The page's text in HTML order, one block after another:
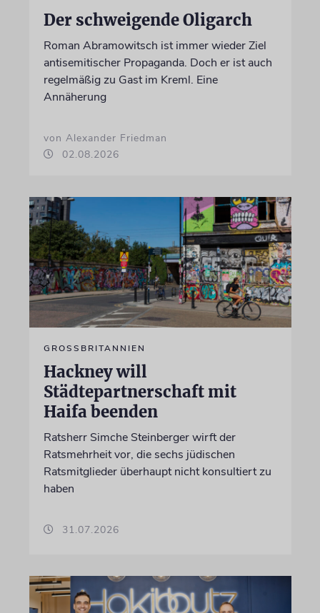
Der schweigende Oligarch
Roman Abramowitsch ist immer wieder Ziel
antisemitischer Propaganda. Doch er ist auch
regelmäßig zu Gast im Kreml. Eine
Annäherung
von Alexander Friedman
02.08.2026
GROSSBRITANNIEN
Hackney will
Städtepartnerschaft mit
Haifa beenden
Ratsherr Simche Steinberger wirft der
Ratsmehrheit vor, die sechs jüdischen
Ratsmitglieder überhaupt nicht konsultiert zu
haben
31.07.2026